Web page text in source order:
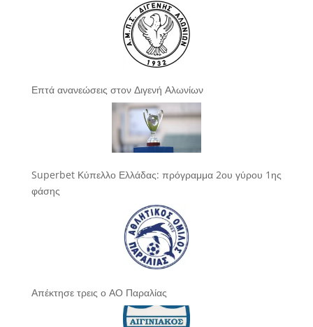
Επτά ανανεώσεις στον Διγενή Αλωνίων
Superbet Κύπελλο Ελλάδας: πρόγραμμα 2ου γύρου 1ης
φάσης
Απέκτησε τρεις ο ΑΟ Παραλίας